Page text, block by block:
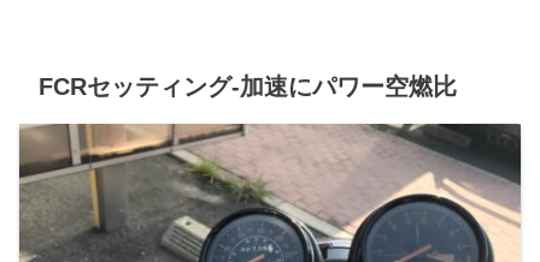
FCRセッティング-加速にパワー空燃比